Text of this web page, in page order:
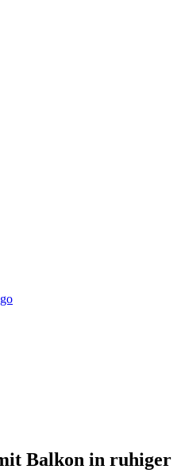
Balkon in ruhiger